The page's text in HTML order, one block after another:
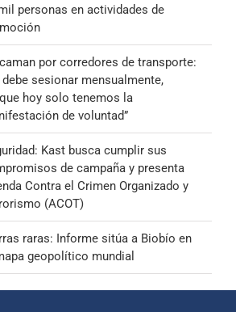
personas en actividades de
por corredores de transporte:
debe sesionar mensualmente,
hoy solo tenemos la
de voluntad”
Kast busca cumplir sus
de campaña y presenta
Contra el Crimen Organizado y
(ACOT)
raras: Informe sitúa a Biobío en
geopolítico mundial